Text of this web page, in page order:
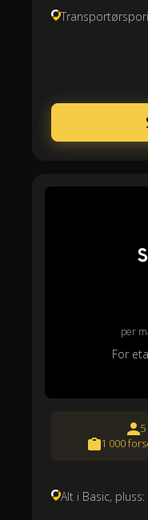
per
For
1 000
Alt i Basic, pluss: